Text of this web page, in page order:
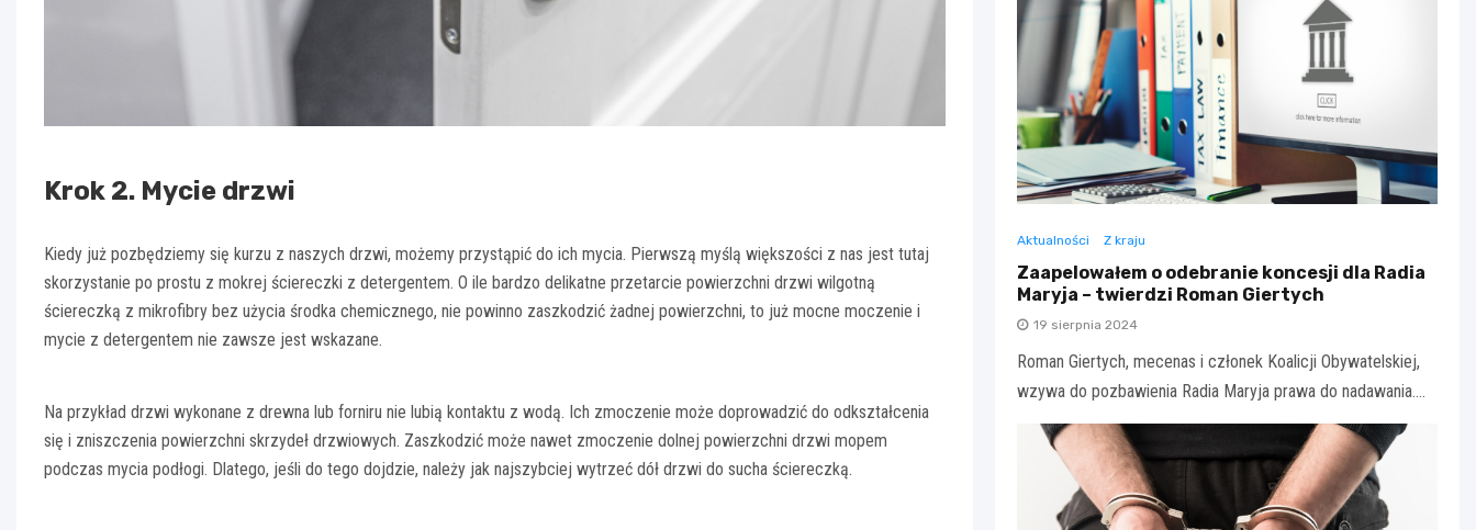
Krok 2. Mycie drzwi
Kiedy już pozbędziemy się kurzu z naszych drzwi, możemy przystąpić do ich mycia. Pierwszą myślą większości z nas jest tutaj
skorzystanie po prostu z mokrej ściereczki z detergentem. O ile bardzo delikatne przetarcie powierzchni drzwi wilgotną
ściereczką z mikrofibry bez użycia środka chemicznego, nie powinno zaszkodzić żadnej powierzchni, to już mocne moczenie i
mycie z detergentem nie zawsze jest wskazane.
Na przykład drzwi wykonane z drewna lub forniru nie lubią kontaktu z wodą. Ich zmoczenie może doprowadzić do odkształcenia
się i zniszczenia powierzchni skrzydeł drzwiowych. Zaszkodzić może nawet zmoczenie dolnej powierzchni drzwi mopem
podczas mycia podłogi. Dlatego, jeśli do tego dojdzie, należy jak najszybciej wytrzeć dół drzwi do sucha ściereczką.
Aktualności Z kraju
Zaapelowałem o odebranie koncesji dla Radia
Maryja – twierdzi Roman Giertych
19 sierpnia 2024
Roman Giertych, mecenas i członek Koalicji Obywatelskiej,
wzywa do pozbawienia Radia Maryja prawa do nadawania.…